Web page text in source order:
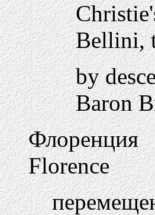
Bellini,
by
Baron
Флоренция
Florence